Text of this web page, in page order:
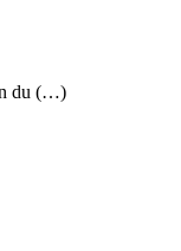
du (…)